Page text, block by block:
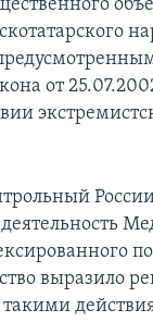
от
выразило
такими